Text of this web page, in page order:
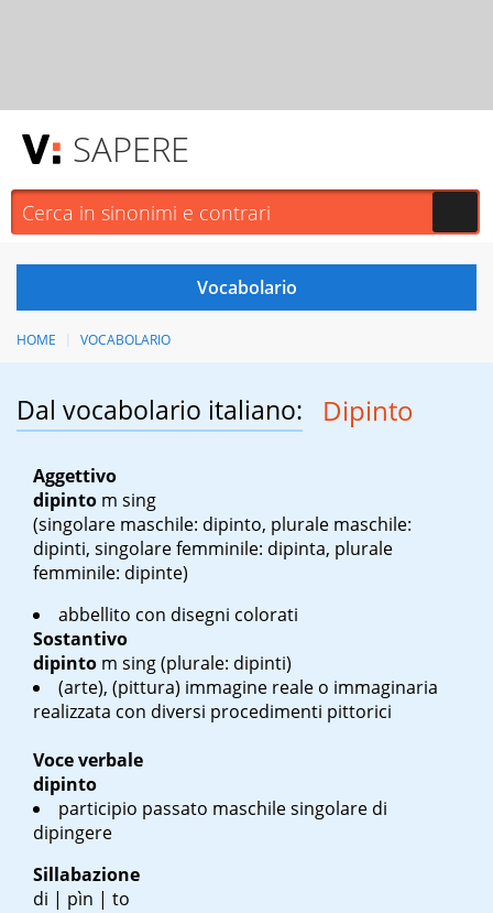
SAPERE
HOME VOCABOLARIO
Dal vocabolario italiano: Dipinto
Aggettivo
dipinto m sing
(singolare maschile: dipinto, plurale maschile:
dipinti, singolare femminile: dipinta, plurale
femminile: dipinte)
abbellito con disegni colorati
Sostantivo
dipinto m sing(plurale: dipinti)
(arte), (pittura) immagine reale o immaginaria
realizzata con diversi procedimenti pittorici
Voce verbale
dipinto
participio passato maschile singolare di
dipingere
Sillabazione
di | pìn | to